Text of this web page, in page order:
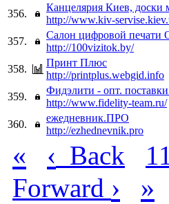
356.
Канцелярия Киев, доски
http://www.kiv-
357.
Салон цифровой печати
http://100vizitok.by/
358.
Принт Плюс
http://printplus.webgid.info
359.
Фидэлити - опт.
http://www.fidelity-team.ru/
360.
ежедневник.ПРО
http://ezhednevnik.pro
« ‹ Back 11
Forward › »